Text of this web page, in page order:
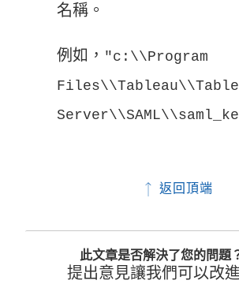
名稱。
例如， "c:\\Program
返回頂端
此文章是否解決了您的問題
提出意見讓我們可以改進